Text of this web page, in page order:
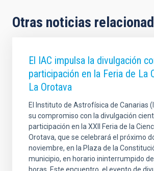
Otras noticias
El IAC impulsa la divulgación
participación en la Feria de La
La Orotava
El Instituto de Astrofísica de Canarias
su compromiso con la divulgación
participación en la XXII Feria de la
Orotava, que se celebrará el próximo
noviembre, en la Plaza de la
municipio, en horario ininterrumpido